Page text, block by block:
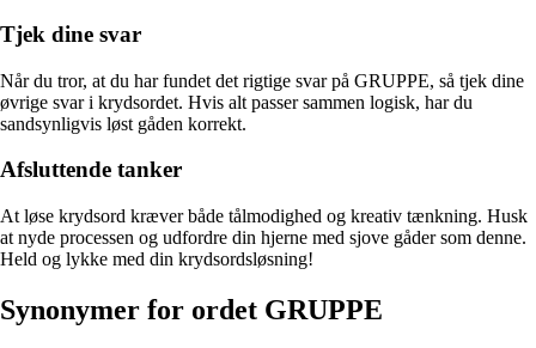
Tjek dine svar
Når du tror, at du har fundet det rigtige svar på GRUPPE, så tjek dine
øvrige svar i krydsordet. Hvis alt passer sammen logisk, har du
sandsynligvis løst gåden korrekt.
Afsluttende tanker
At løse krydsord kræver både tålmodighed og kreativ tænkning. Husk
at nyde processen og udfordre din hjerne med sjove gåder som denne.
Held og lykke med din krydsordsløsning!
Synonymer for ordet GRUPPE